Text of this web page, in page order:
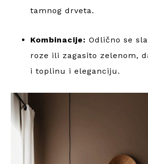
tamnog drveta.
Kombinacije: Odlično se
roze ili zagasito zelenom,
i toplinu i eleganciju.